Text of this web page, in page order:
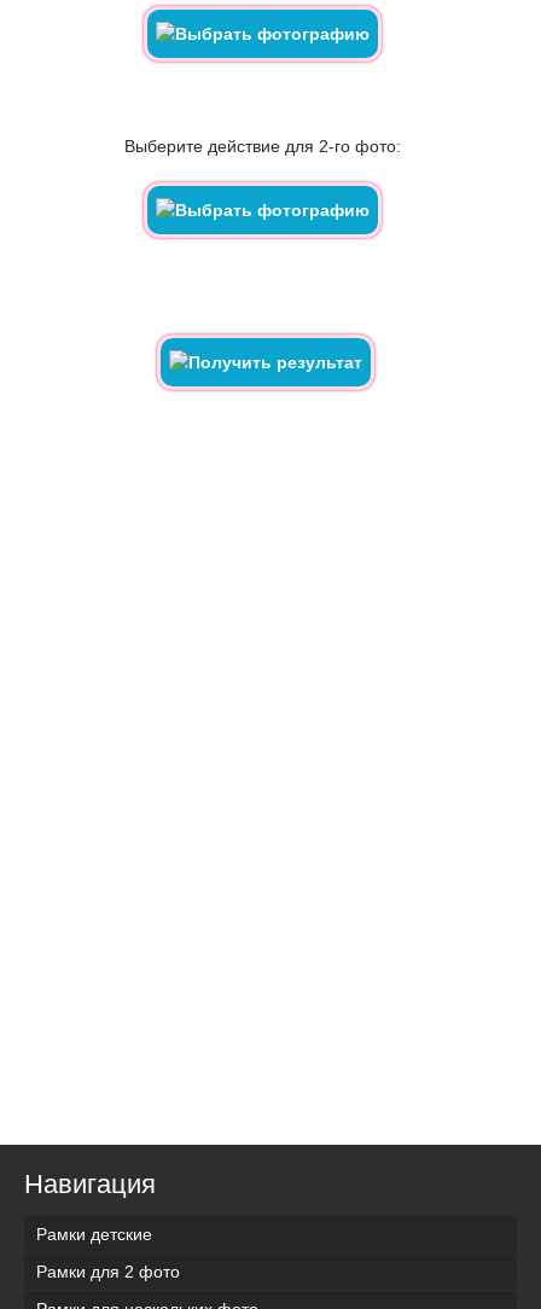
Выберите действие для 2-го фото:
Навигация
Рамки детские
Рамки для 2 фото